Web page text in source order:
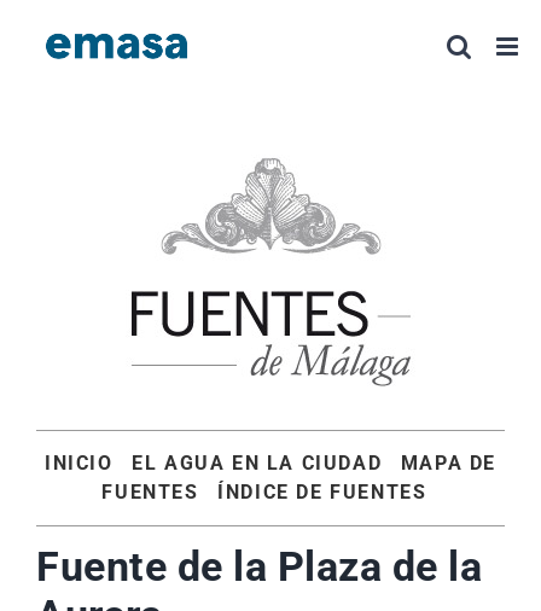
INICIO EL AGUA EN LA CIUDAD
MAPA DE
FUENTES
ÍNDICE DE FUENTES
Fuente de la Plaza de la